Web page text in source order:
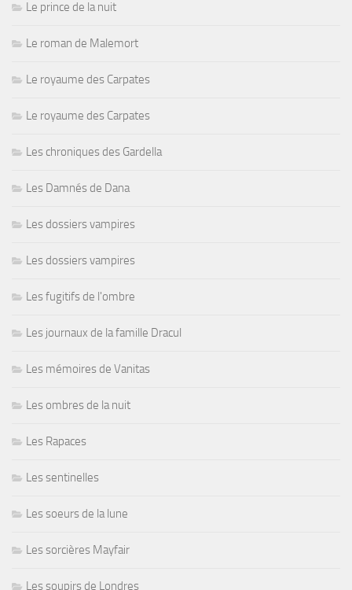
Le prince de la nuit
Le roman de Malemort
Le royaume des Carpates
Le royaume des Carpates
Les chroniques des Gardella
Les Damnés de Dana
Les dossiers vampires
Les dossiers vampires
Les fugitifs de l'ombre
Les journaux de la famille Dracul
Les mémoires de Vanitas
Les ombres de la nuit
Les Rapaces
Les sentinelles
Les soeurs de la lune
Les sorcières Mayfair
Les soupirs de Londres